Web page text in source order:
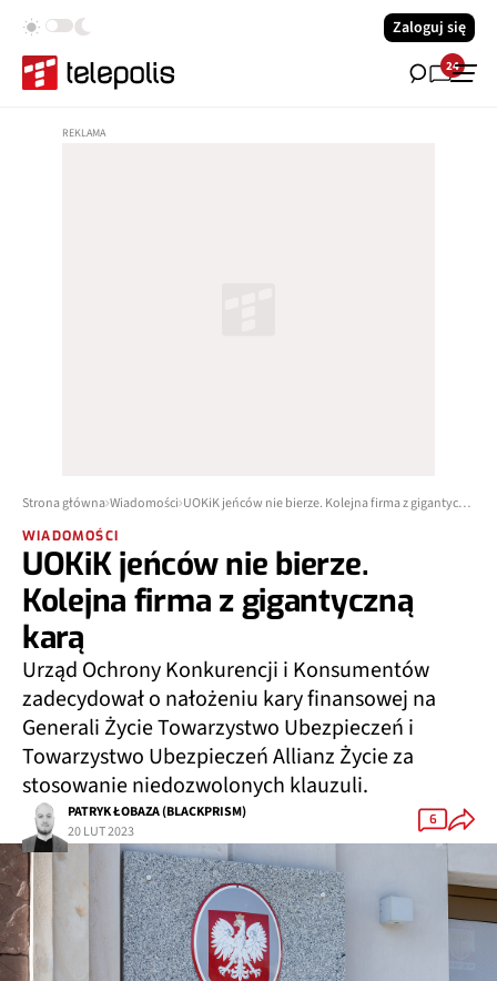
Zaloguj się
24
Strona główna Wiadomości UOKiK jeńców nie bierze. Kolejna firma z gigantyczną karą
WIADOMOŚCI
UOKiK jeńców nie bierze.
Kolejna firma z gigantyczną
karą
Urząd Ochrony Konkurencji i Konsumentów
zadecydował o nałożeniu kary finansowej na
Generali Życie Towarzystwo Ubezpieczeń i
Towarzystwo Ubezpieczeń Allianz Życie za
stosowanie niedozwolonych klauzuli.
PATRYK ŁOBAZA (BLACKPRISM)
20 LUT 2023
6